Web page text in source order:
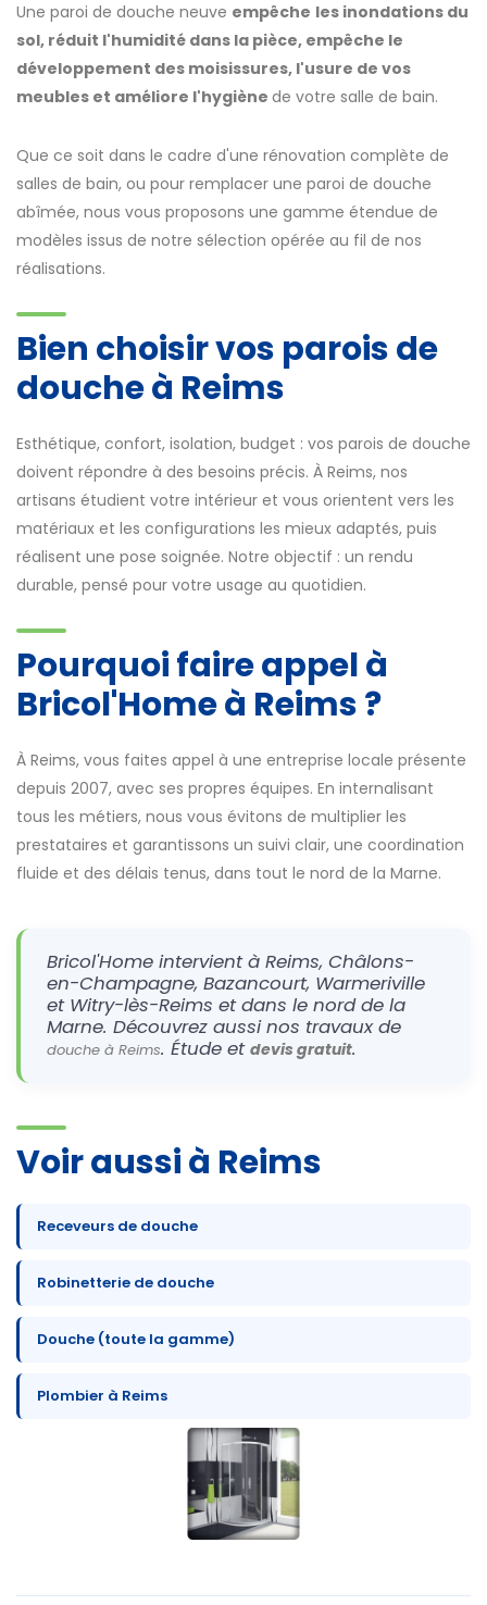
Une paroi de douche neuve empêche les inondations du
sol, réduit l'humidité dans la pièce, empêche le
développement des moisissures, l'usure de vos
meubles et améliore l'hygiène de votre salle de bain.
Que ce soit dans le cadre d'une rénovation complète de
salles de bain, ou pour remplacer une paroi de douche
abîmée, nous vous proposons une gamme étendue de
modèles issus de notre sélection opérée au fil de nos
réalisations.
Bien choisir vos parois de
douche à Reims
Esthétique, confort, isolation, budget : vos parois de douche
doivent répondre à des besoins précis. À Reims, nos
artisans étudient votre intérieur et vous orientent vers les
matériaux et les configurations les mieux adaptés, puis
réalisent une pose soignée. Notre objectif : un rendu
durable, pensé pour votre usage au quotidien.
Pourquoi faire appel à
Bricol'Home à Reims ?
À Reims, vous faites appel à une entreprise locale présente
depuis 2007, avec ses propres équipes. En internalisant
tous les métiers, nous vous évitons de multiplier les
prestataires et garantissons un suivi clair, une coordination
fluide et des délais tenus, dans tout le nord de la Marne.
Bricol'Home intervient à Reims, Châlons-
en-Champagne, Bazancourt, Warmeriville
et Witry-lès-Reims et dans le nord de la
Marne. Découvrez aussi nos travaux de
douche à Reims. Étude et devis gratuit.
Voir aussi à Reims
Receveurs de douche
Robinetterie de douche
Douche (toute la gamme)
Plombier à Reims